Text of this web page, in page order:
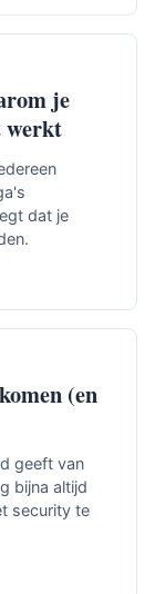
je
werkt
dat je
(en
geeft van
bijna altijd
security te